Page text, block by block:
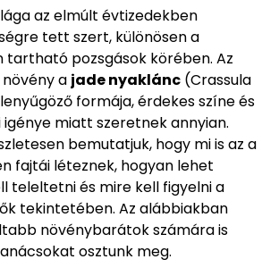
az elmúlt évtizedekben
tett szert, különösen a
tartható pozsgások körében. Az
a jade nyaklánc (Crassula
formája, érdekes színe és
igénye miatt szeretnek annyian.
bemutatjuk, hogy mi is az a
fajtái léteznek, hogyan lehet
teleltetni és mire kell figyelni a
tekintetében. Az alábbiakban
növénybarátok számára is
osztunk meg.